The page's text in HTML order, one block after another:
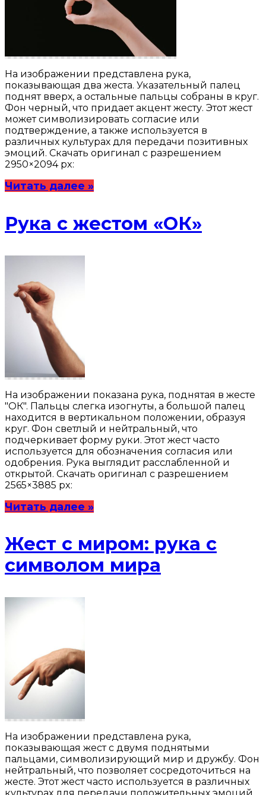
На изображении представлена рука,
показывающая два жеста. Указательный палец
поднят вверх, а остальные пальцы собраны в круг.
Фон черный, что придает акцент жесту. Этот жест
может символизировать согласие или
подтверждение, а также используется в
различных культурах для передачи позитивных
эмоций. Скачать оригинал с разрешением
2950×2094 px:
Читать далее »
Рука с жестом «ОК»
На изображении показана рука, поднятая в жесте
"ОК". Пальцы слегка изогнуты, а большой палец
находится в вертикальном положении, образуя
круг. Фон светлый и нейтральный, что
подчеркивает форму руки. Этот жест часто
используется для обозначения согласия или
одобрения. Рука выглядит расслабленной и
открытой. Скачать оригинал с разрешением
2565×3885 px:
Читать далее »
Жест с миром: рука с
символом мира
На изображении представлена рука,
показывающая жест с двумя поднятыми
пальцами, символизирующий мир и дружбу. Фон
нейтральный, что позволяет сосредоточиться на
жесте. Этот жест часто используется в различных